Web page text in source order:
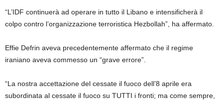
“L’IDF continuerà ad operare in tutto il Libano e intensificherà il
colpo contro l’organizzazione terroristica Hezbollah”, ha affermato.
Effie Defrin aveva precedentemente affermato che il regime
iraniano aveva commesso un “grave errore”.
“La nostra accettazione del cessate il fuoco dell’8 aprile era
subordinata al cessate il fuoco su TUTTI i fronti; ma come sempre,